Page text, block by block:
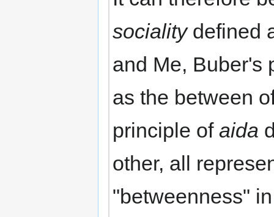
socialitydefined
and Me, Buber's
as the between
principle of aida
other, all
"betweenness"